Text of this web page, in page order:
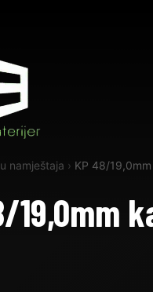
namještaja › KP 48/
19,0mm